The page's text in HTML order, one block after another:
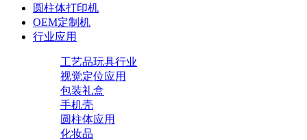
圆柱体打印机
OEM定制机
行业应用
工艺品玩具行业
视觉定位应用
包装礼盒
手机壳
圆柱体应用
化妆品